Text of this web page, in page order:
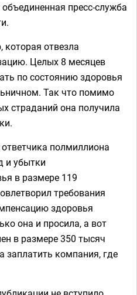
пресс-служба
отвезла
Целых 8 месяцев
по состоянию здоровья
Так что помимо
страданий она получила
полмиллиона
и убытки
в размере 119
требования
здоровья
она и просила, а вот
в размере 350 тысяч
компания, где